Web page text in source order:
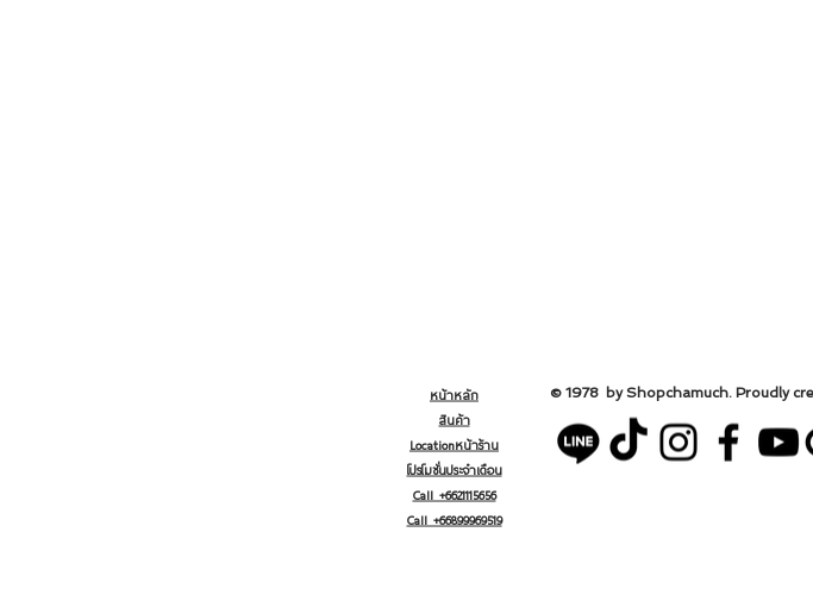
หน้าหลัก
สินค้า
Locationหน้าร้าน
โปรโมชั่นประจำเดือน
Call +6621115656
Call +66899969519
© 1978 by Shopchamuch. Proudly